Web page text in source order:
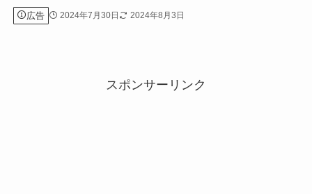
広告 2024年7月30日 2024年8月3日
スポンサーリンク